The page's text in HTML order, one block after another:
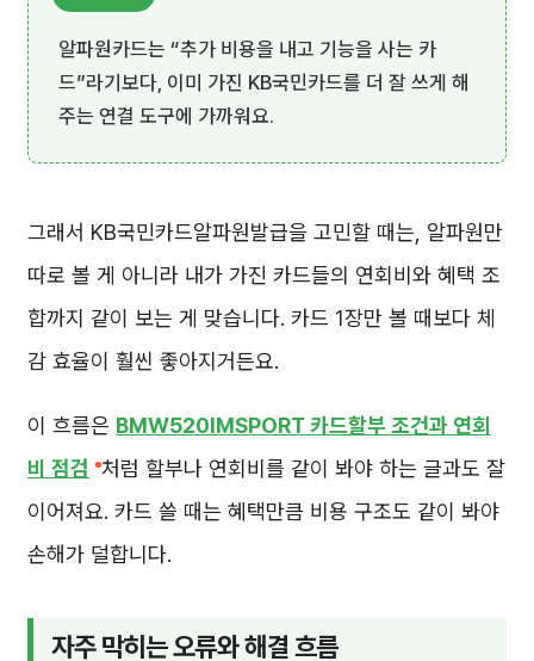
알파원카드는 “추가 비용을 내고 기능을 사는 카
드”라기보다, 이미 가진 KB국민카드를 더 잘 쓰게 해
주는 연결 도구에 가까워요.
그래서 KB국민카드알파원발급을 고민할 때는, 알파원만
따로 볼 게 아니라 내가 가진 카드들의 연회비와 혜택 조
합까지 같이 보는 게 맞습니다. 카드 1장만 볼 때보다 체
감 효율이 훨씬 좋아지거든요.
이 흐름은 BMW520IMSPORT 카드할부 조건과 연회
비 점검
처럼 할부나 연회비를 같이 봐야 하는 글과도 잘
이어져요. 카드 쓸 때는 혜택만큼 비용 구조도 같이 봐야
손해가 덜합니다.
자주 막히는 오류와 해결 흐름